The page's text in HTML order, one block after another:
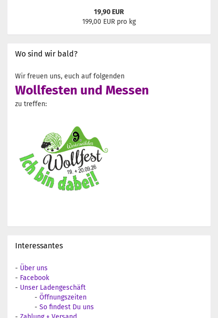
19,90 EUR
199,00 EUR pro kg
Wo sind wir bald?
Wir freuen uns, euch auf folgenden
Wollfesten und Messen
zu treffen:
Interessantes
- Über uns
- Facebook
- Unser Ladengeschäft
- Öffnungszeiten
- So findest Du uns